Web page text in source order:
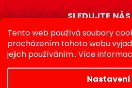
Tento web používá soubory
procházením tohoto webu
jejich používáním.. Více
Nastavení
SLEDUJTE NÁS